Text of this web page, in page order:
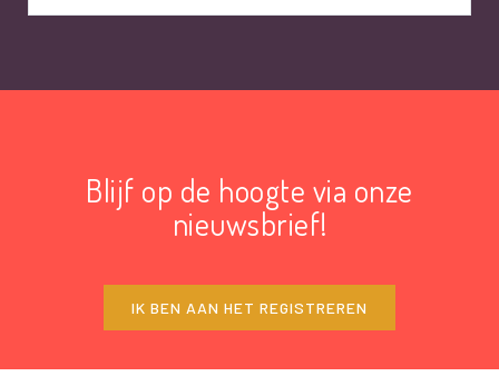
Blijf op de hoogte via onze
nieuwsbrief!
IK BEN AAN HET REGISTREREN